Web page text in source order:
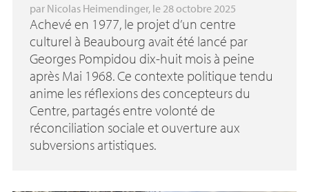
par Nicolas Heimendinger, le 28 octobre 2025
Achevé en 1977, le projet d’un centre
culturel à Beaubourg avait été lancé par
Georges Pompidou dix-huit mois à peine
après Mai 1968. Ce contexte politique tendu
anime les réflexions des concepteurs du
Centre, partagés entre volonté de
réconciliation sociale et ouverture aux
subversions artistiques.